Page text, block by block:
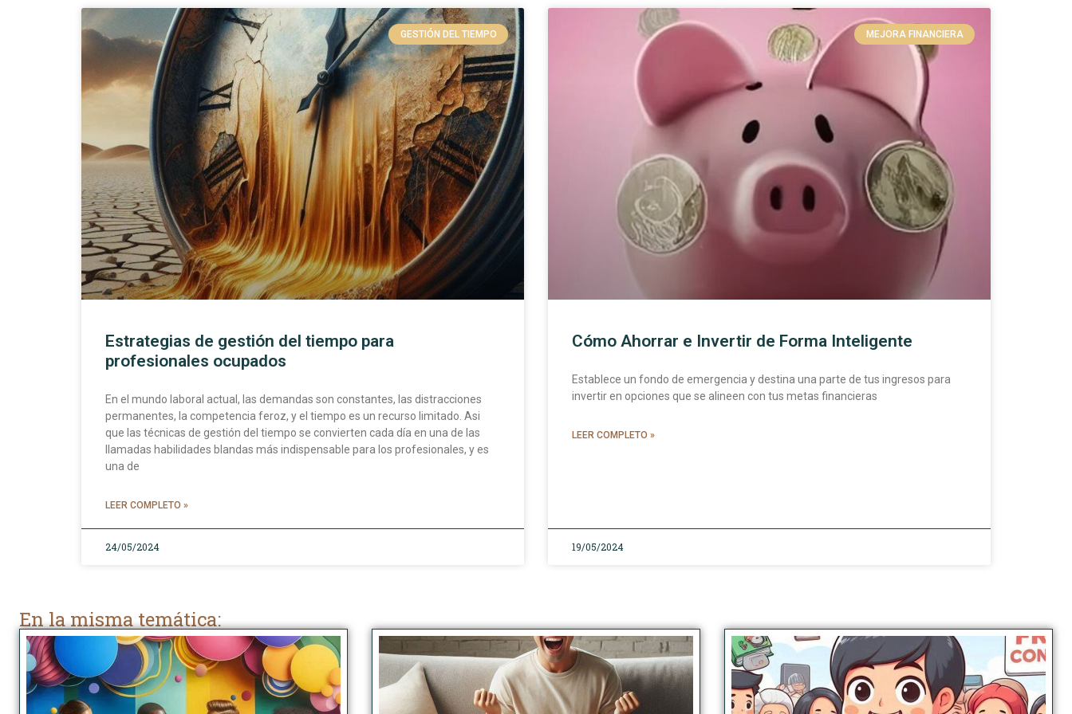
GESTIÓN DEL TIEMPO
Estrategias de gestión del tiempo para
profesionales ocupados
En el mundo laboral actual, las demandas son constantes, las distracciones
permanentes, la competencia feroz, y el tiempo es un recurso limitado. Asi
que las técnicas de gestión del tiempo se convierten cada día en una de las
llamadas habilidades blandas más indispensable para los profesionales, y es
una de
LEER COMPLETO »
24/05/2024
MEJORA FINANCIERA
Cómo Ahorrar e Invertir de Forma Inteligente
Establece un fondo de emergencia y destina una parte de tus ingresos para
invertir en opciones que se alineen con tus metas financieras
LEER COMPLETO »
19/05/2024
En la misma temática: